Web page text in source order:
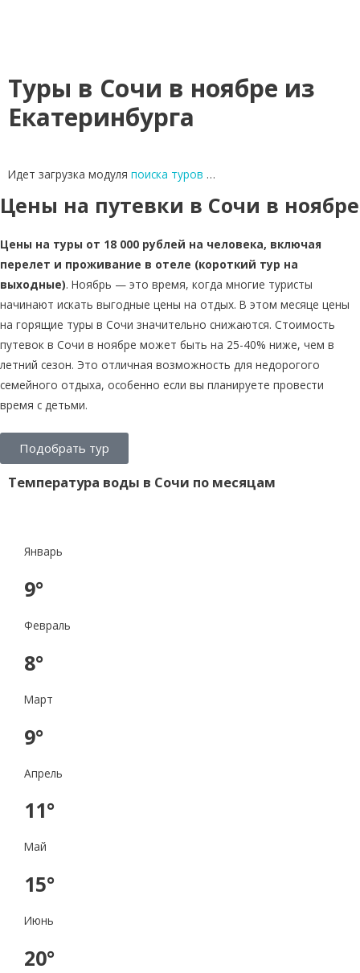
Туры в Сочи в ноябре из
Екатеринбурга
Идет загрузка модуля поиска туров …
Цены на путевки в Сочи в ноябре
Цены на туры от 18 000 рублей на человека, включая
перелет и проживание в отеле (короткий тур на
выходные). Ноябрь — это время, когда многие туристы
начинают искать выгодные цены на отдых. В этом месяце цены
на горящие туры в Сочи значительно снижаются. Стоимость
путевок в Сочи в ноябре может быть на 25-40% ниже, чем в
летний сезон. Это отличная возможность для недорогого
семейного отдыха, особенно если вы планируете провести
время с детьми.
Подобрать тур
Температура воды в Сочи по месяцам
Январь
9°
Февраль
8°
Март
9°
Апрель
11°
Май
15°
Июнь
20°